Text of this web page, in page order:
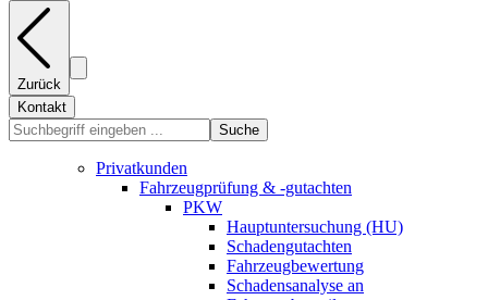
Zurück
Kontakt
Suche
Privatkunden
Fahrzeugprüfung & -gutachten
PKW
Hauptuntersuchung (HU)
Schadengutachten
Fahrzeugbewertung
Schadensanalyse an